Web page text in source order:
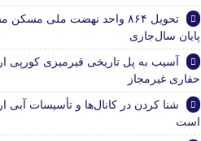
تحویل ۸۶۴ واحد نهضت ملی
پایان سال‌جاری
آسیب به پل تاریخی قیرمیزی کورپی
حفاری غیرمجاز
شنا کردن در کانال‌ها و تأسیسات آبی
است